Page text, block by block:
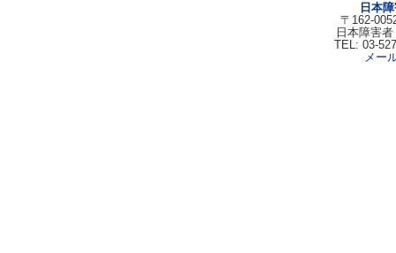
日本
〒162-
日本障害
TEL: 03-
メー